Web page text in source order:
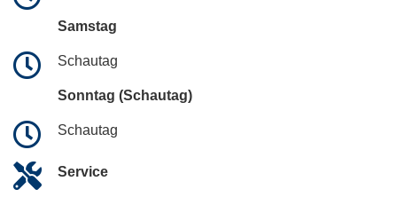
Samstag
Schautag
Sonntag (Schautag)
Schautag
Service